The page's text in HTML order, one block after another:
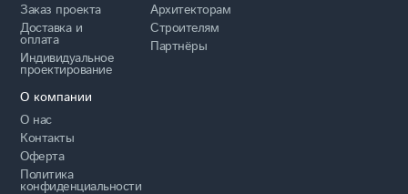
Заказ проекта
Доставка и
оплата
Индивидуальное
проектирование
Архитекторам
Строителям
Партнёры
О компании
О нас
Контакты
Оферта
Политика
конфиденциальности